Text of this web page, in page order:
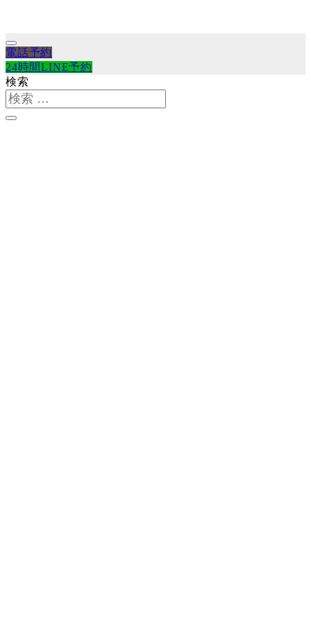
電話予約
24時間LINE予約
検索